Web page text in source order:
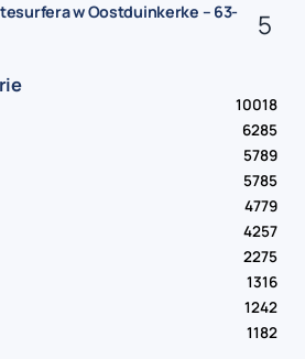
w Oostduinkerke – 63-
10018
6285
5789
5785
4779
4257
2275
1316
1242
1182